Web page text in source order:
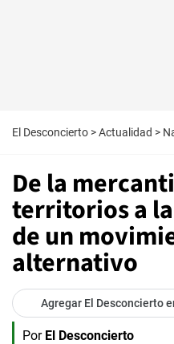
El Desconcierto >Actualidad >
De la
territorios a
de un
alternativo
Agregar El Desconcierto
Por El Desconcierto